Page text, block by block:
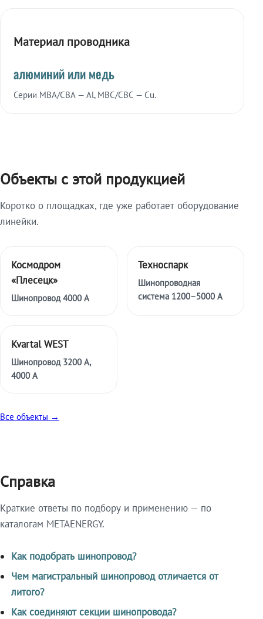
Материал проводника
алюминий или медь
Серии МВА/СВА — Al, МВС/СВС — Cu.
Объекты с этой продукцией
Коротко о площадках, где уже работает оборудование
линейки.
Космодром
«Плесецк»
Шинопровод 4000 А
Техноспарк
Шинопроводная
система 1200–5000 А
Kvartal WEST
Шинопровод 3200 А,
4000 А
Все объекты →
Справка
Краткие ответы по подбору и применению — по
каталогам METAENERGY.
Как подобрать шинопровод?
Чем магистральный шинопровод отличается от
литого?
Как соединяют секции шинопровода?